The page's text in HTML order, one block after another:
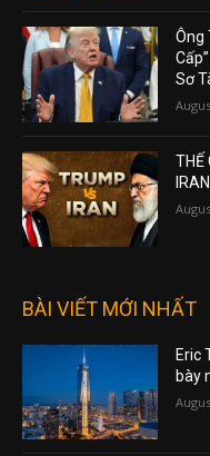
Ông
Sơ
THẾ
BÀI VIẾT MỚI NHẤT
Eric
bày